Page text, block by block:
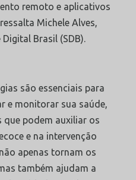
remoto e aplicativos
Michele Alves,
Brasil (SDB).
são essenciais para
e monitorar sua saúde,
podem auxiliar os
e na intervenção
apenas tornam os
também ajudam a